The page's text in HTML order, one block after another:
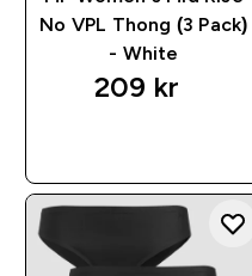
No VPL Thong (3 Pack)
- White
209 kr‎